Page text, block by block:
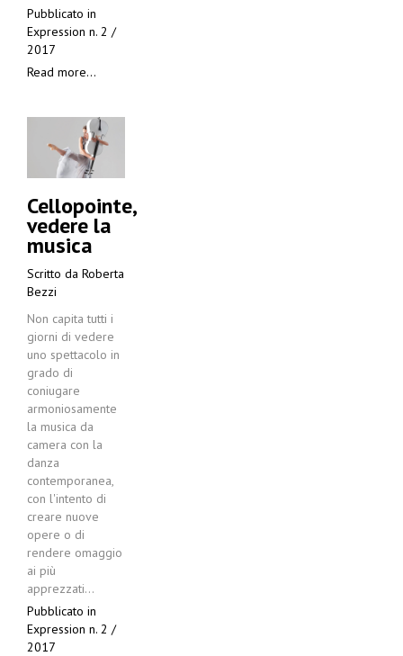
Pubblicato in
Expression n. 2 /
2017
Read more...
Cellopointe,
vedere la
musica
Scritto da Roberta
Bezzi
Non capita tutti i
giorni di vedere
uno spettacolo in
grado di
coniugare
armoniosamente
la musica da
camera con la
danza
contemporanea,
con l'intento di
creare nuove
opere o di
rendere omaggio
ai più
apprezzati…
Pubblicato in
Expression n. 2 /
2017